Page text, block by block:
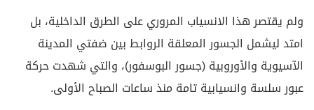
ولم يقتصر هذا الانسياب المروري على الطرق الداخلية، بل
امتد ليشمل الجسور المعلقة الروابط بين ضفتي المدينة
الآسيوية والأوروبية (جسور البوسفور)، والتي شهدت حركة
عبور سلسة وانسيابية تامة منذ ساعات الصباح الأولى.